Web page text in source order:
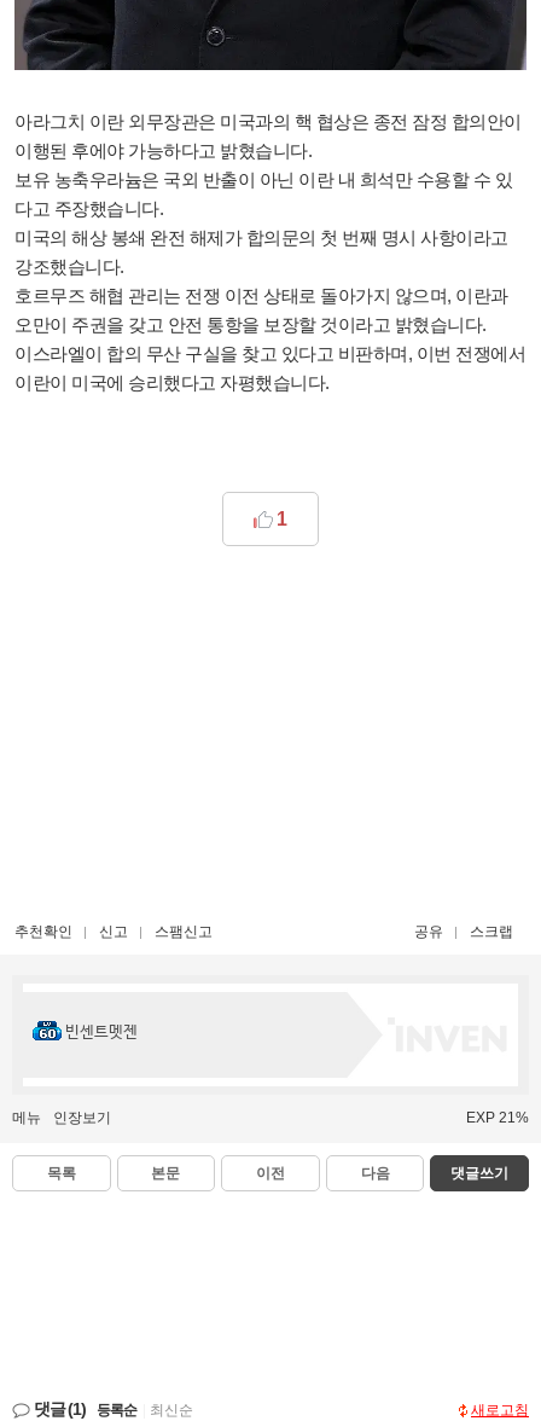
아라그치 이란 외무장관은 미국과의 핵 협상은 종전 잠정 합의안이
이행된 후에야 가능하다고 밝혔습니다.
보유 농축우라늄은 국외 반출이 아닌 이란 내 희석만 수용할 수 있
다고 주장했습니다.
미국의 해상 봉쇄 완전 해제가 합의문의 첫 번째 명시 사항이라고
강조했습니다.
호르무즈 해협 관리는 전쟁 이전 상태로 돌아가지 않으며, 이란과
오만이 주권을 갖고 안전 통항을 보장할 것이라고 밝혔습니다.
이스라엘이 합의 무산 구실을 찾고 있다고 비판하며, 이번 전쟁에서
이란이 미국에 승리했다고 자평했습니다.
1
추천확인 신고 스팸신고 공유 스크랩
빈센트멧젠
메뉴 인장보기 EXP 21%
목록 본문 이전 다음 댓글쓰기
댓글(1) 등록순 최신순 새로고침